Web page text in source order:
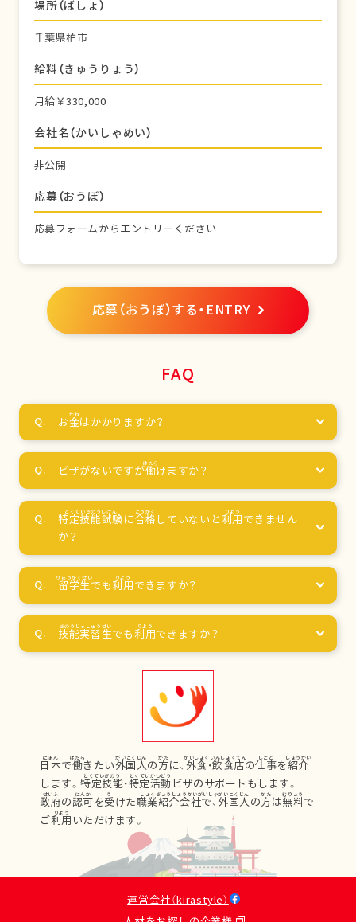
場所（ばしょ）
千葉県柏市
給料（きゅうりょう）
月給￥330,000
会社名（かいしゃめい）
非公開
応募（おうぼ）
応募フォームからエントリーください
応募（おうぼ）する・ENTRY
FAQ
お金はかかりますか？
ビザがないですが働けますか？
特定技能試験に合格 していないと利用 できません
か？
留学生でも利用 できますか？
技能実習生でも利用できますか？
日本で働きたい外国人の方に、 外食 ・飲食店の仕事を紹介
します。特定技能・特定活動 ビザのサポートもします。
政府の認可を受けた職業紹介会社で、 外国人の方は無料で
ご利用 いただけます。
運営会社（kirastyle）